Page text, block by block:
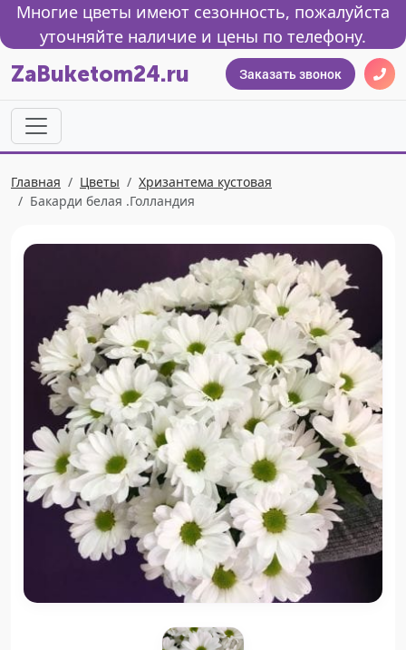
Многие цветы имеют сезонность, пожалуйста
уточняйте наличие и цены по телефону.
ZaBuketom24.ru Заказать звонок
Главная Цветы
Хризантема кустовая
Бакарди белая .Голландия